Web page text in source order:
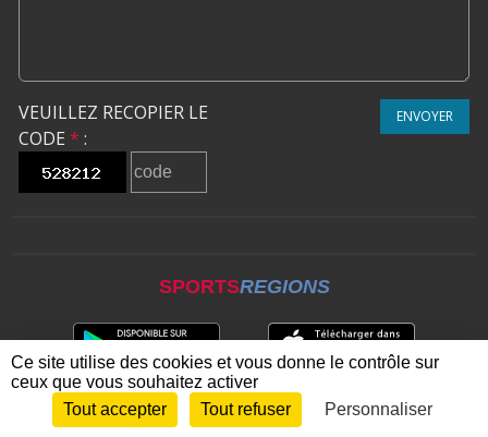
VEUILLEZ RECOPIER LE
CODE * :
ENVOYER
SPORTSREGIONS
Envie de participer ? CONNEXION
Ce site utilise des cookies et vous donne le contrôle sur
ceux que vous souhaitez activer
Tout accepter
Tout refuser Personnaliser